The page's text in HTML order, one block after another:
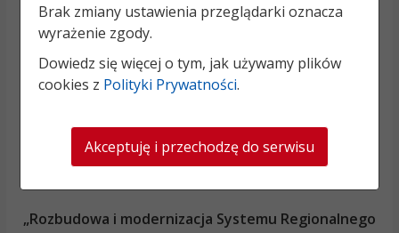
„Rozbudowa i modernizacja Systemu Regionalnego
Brak zmiany ustawienia przeglądarki oznacza
wyrażenie zgody.
Dowiedz się więcej o tym, jak używamy plików
cookies z Polityki Prywatności.
Akceptuję i przechodzę do serwisu